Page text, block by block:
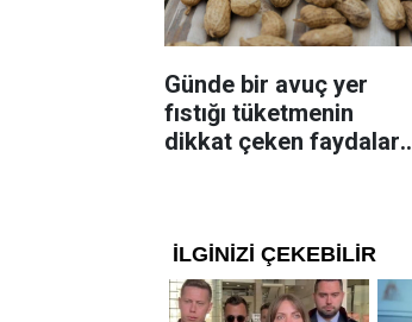
Günde bir avuç yer
fıstığı tüketmenin
dikkat çeken faydaları: